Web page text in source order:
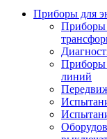
Приборы для
Приборы
Приборы
линий